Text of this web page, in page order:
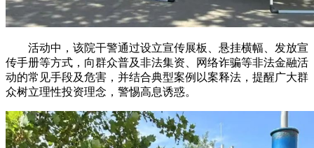
活动中，该院干警通过设立宣传展板、悬挂横幅、发放宣
传手册等方式，向群众普及非法集资、网络诈骗等非法金融活
动的常见手段及危害，并结合典型案例以案释法，提醒广大群
众树立理性投资理念，警惕高息诱惑。